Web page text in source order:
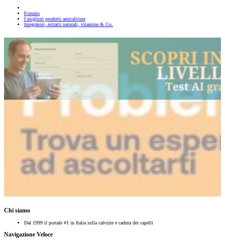
Forums
I migliori prodotti anticalvizie
Integratori, estratti naturali, vitamine & Co.
Chi siamo
Dal 1999 il portale #1 in Italia sulla calvizie e caduta dei capelli
Navigazione Veloce